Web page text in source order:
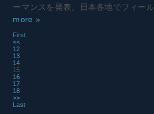
ーマンスを発表。日本各地でフィー
more »
First
<<
12
13
14
15
16
17
18
>>
Last